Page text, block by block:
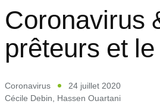
Coronavirus
prêteurs et
Coronavirus
24 juillet 2020
Cécile Debin Hassen Ouartani